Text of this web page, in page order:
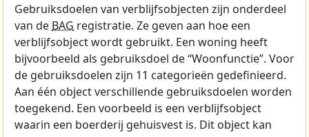
Gebruiksdoelen van verblijfsobjecten zijn onderdeel
van de BAG registratie. Ze geven aan hoe een
verblijfsobject wordt gebruikt. Een woning heeft
bijvoorbeeld als gebruiksdoel de “Woonfunctie”. Voor
de gebruiksdoelen zijn 11 categorieën gedefinieerd.
Aan één object verschillende gebruiksdoelen worden
toegekend. Een voorbeeld is een verblijfsobject
waarin een boerderij gehuisvest is. Dit object kan